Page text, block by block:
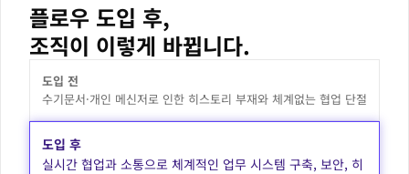
플로우 도입 후,
조직이 이렇게 바뀝니다.
도입 전
수기문서·개인 메신저로 인한 히스토리 부재와 체계없는 협업 단절
도입 후
실시간 협업과 소통으로 체계적인 업무 시스템 구축, 보안, 히